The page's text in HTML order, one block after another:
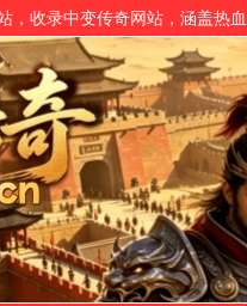
，收录中变传奇网站，涵盖热